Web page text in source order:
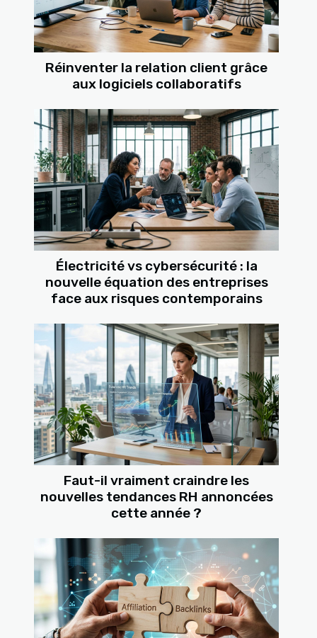
Réinventer la relation client grâce
aux logiciels collaboratifs
Électricité vs cybersécurité : la
nouvelle équation des entreprises
face aux risques contemporains
Faut-il vraiment craindre les
nouvelles tendances RH annoncées
cette année ?